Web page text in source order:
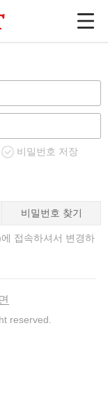
비밀번호 저장
비밀번호 찾기
접속하셔서 변경하
reserved.